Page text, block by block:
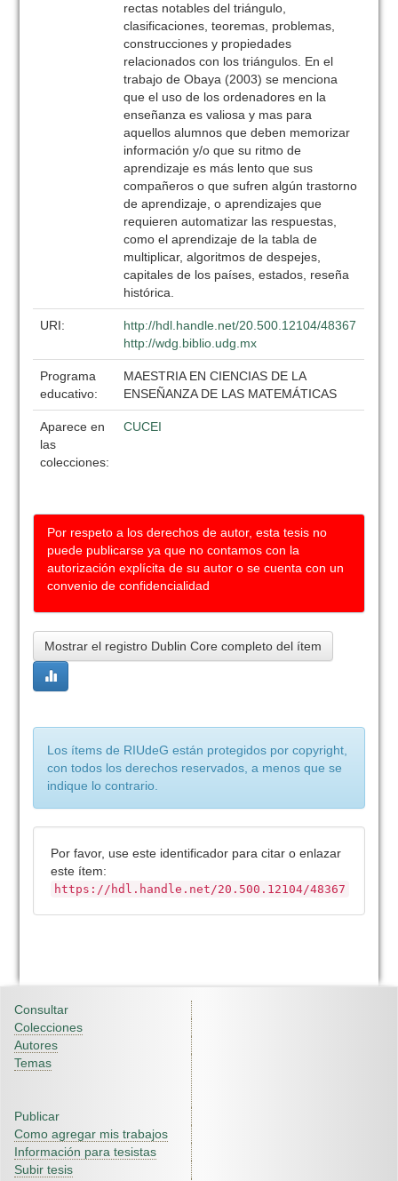
rectas notables del triángulo,
clasificaciones, teoremas, problemas,
construcciones y propiedades
relacionados con los triángulos. En el
trabajo de Obaya (2003) se menciona
que el uso de los ordenadores en la
enseñanza es valiosa y mas para
aquellos alumnos que deben memorizar
información y/o que su ritmo de
aprendizaje es más lento que sus
compañeros o que sufren algún trastorno
de aprendizaje, o aprendizajes que
requieren automatizar las respuestas,
como el aprendizaje de la tabla de
multiplicar, algoritmos de despejes,
capitales de los países, estados, reseña
histórica.
URI:
http://hdl.handle.net/20.500.12104/48367
http://wdg.biblio.udg.mx
Programa
educativo:
MAESTRIA EN CIENCIAS DE LA
ENSEÑANZA DE LAS MATEMÁTICAS
Aparece en
las
colecciones:
CUCEI
Por respeto a los derechos de autor, esta tesis no
puede publicarse ya que no contamos con la
autorización explícita de su autor o se cuenta con un
convenio de confidencialidad
Mostrar el registro Dublin Core completo del ítem
Los ítems de RIUdeG están protegidos por copyright,
con todos los derechos reservados, a menos que se
indique lo contrario.
Por favor, use este identificador para citar o enlazar
este ítem:
https://hdl.handle.net/20.500.12104/48367
Consultar
Colecciones
Autores
Temas
Publicar
Como agregar mis trabajos
Información para tesistas
Subir tesis